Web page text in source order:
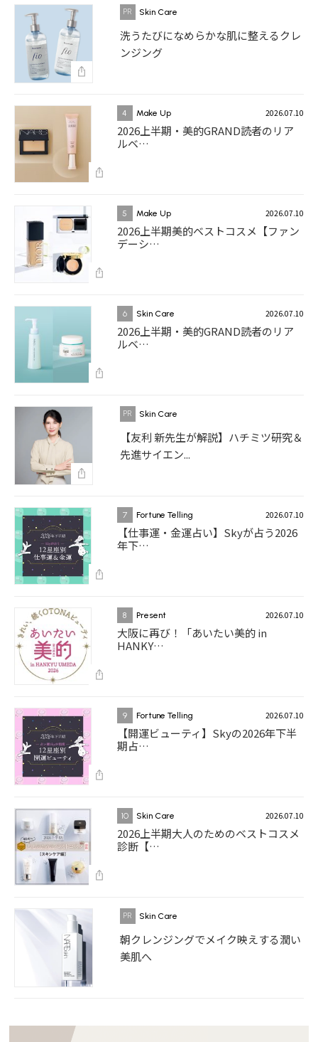
Skin Care
洗うたびになめらかな肌に整えるクレ
ンジング
4 Make Up 2026.07.10
2026上半期・美的GRAND読者のリア
ルベ…
5 Make Up 2026.07.10
2026上半期美的ベストコスメ【ファン
デーシ…
6 Skin Care 2026.07.10
2026上半期・美的GRAND読者のリア
ルベ…
Skin Care
【友利 新先生が解説】ハチミツ研究＆
先進サイエン...
7 Fortune Telling 2026.07.10
【仕事運・金運占い】Skyが占う2026
年下…
8 Present 2026.07.10
大阪に再び！「あいたい美的 in
HANKY…
9 Fortune Telling 2026.07.10
【開運ビューティ】Skyの2026年下半
期占…
10 Skin Care 2026.07.10
2026上半期大人のためのベストコスメ
診断【…
Skin Care
朝クレンジングでメイク映えする潤い
美肌へ